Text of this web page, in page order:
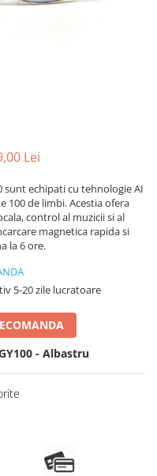
Lei
sunt echipati cu tehnologie AI
100 de limbi. Acestia ofera
control al muzicii si al
magnetica rapida si
la 6 ore.
5-20 zile lucratoare
- Albastru